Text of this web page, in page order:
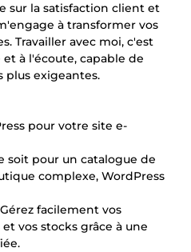
sur la satisfaction client et
à transformer vos
Travailler avec moi, c'est
à l'écoute, capable de
plus exigeantes.
pour votre site e-
soit pour un catalogue de
complexe, WordPress
facilement vos
vos stocks grâce à une